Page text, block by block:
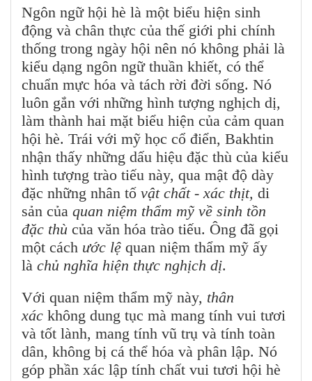
Ngôn ngữ hội hè là một biểu hiện sinh
động và chân thực của thế giới phi chính
thống trong ngày hội nên nó không phải là
kiểu dạng ngôn ngữ thuần khiết, có thể
chuẩn mực hóa và tách rời đời sống. Nó
luôn gắn với những hình tượng nghịch dị,
làm thành hai mặt biểu hiện của cảm quan
hội hè. Trái với mỹ học cổ điển, Bakhtin
nhận thấy những dấu hiệu đặc thù của kiểu
hình tượng trào tiếu này, qua mật độ dày
đặc những nhân tố vật chất - xác thịt, di
sản của quan niệm thẩm mỹ về sinh tồn
đặc thù của văn hóa trào tiếu. Ông đã gọi
một cách ước lệ quan niệm thẩm mỹ ấy
là chủ nghĩa hiện thực nghịch dị.
Với quan niệm thẩm mỹ này, thân
xác không dung tục mà mang tính vui tươi
và tốt lành, mang tính vũ trụ và tính toàn
dân, không bị cá thể hóa và phân lập. Nó
góp phần xác lập tính chất vui tươi hội hè